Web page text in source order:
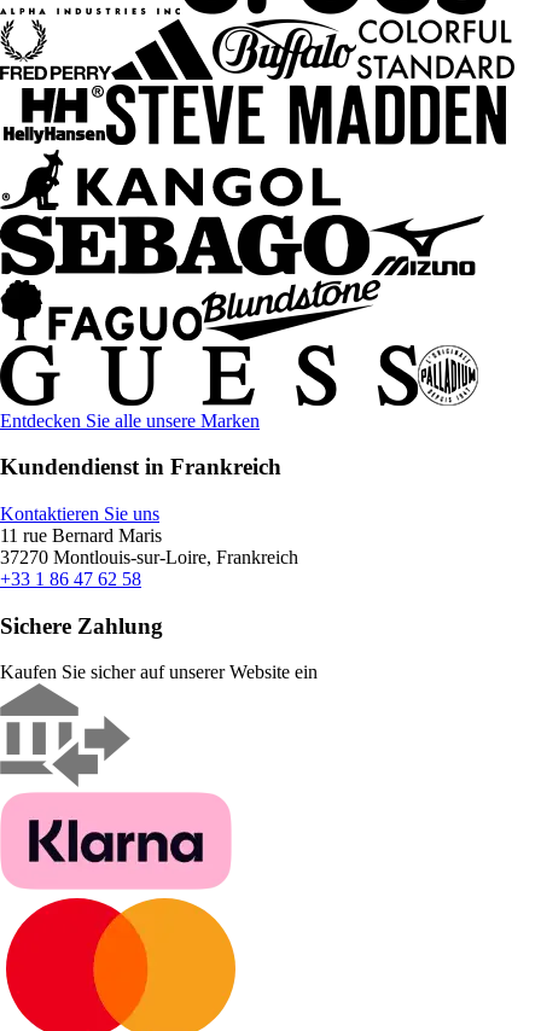
Entdecken Sie alle unsere Marken
Kundendienst in Frankreich
Kontaktieren Sie uns
11 rue Bernard Maris
37270 Montlouis-sur-Loire, Frankreich
+33 1 86 47 62 58
Sichere Zahlung
Kaufen Sie sicher auf unserer Website ein